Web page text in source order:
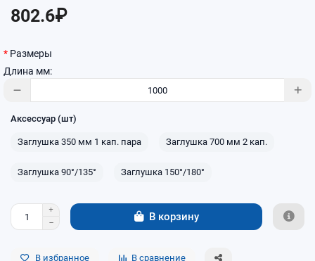
802.6₽
Размеры
Длина мм:
Аксессуар (шт)
Заглушка 350 мм 1 кап. пара Заглушка 700 мм 2 кап.
Заглушка 90°/135° Заглушка 150°/180°
В корзину
В избранное В сравнение